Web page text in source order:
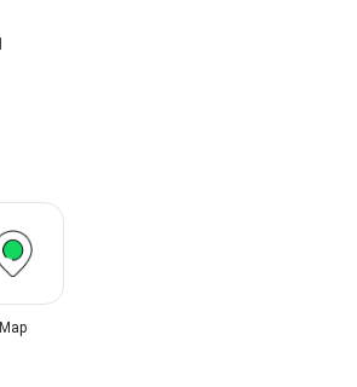
Map